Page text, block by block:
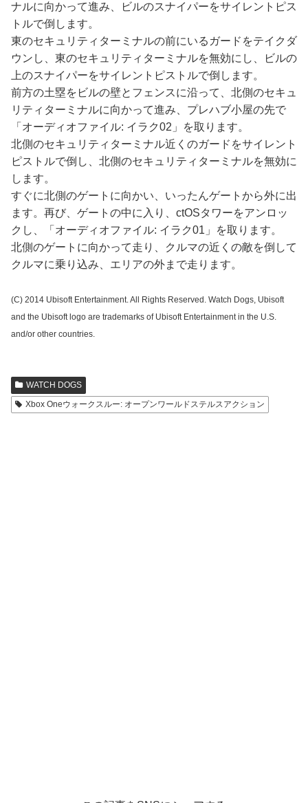
ナルに向かって進み、ビルのスナイパーをサイレントピス
トルで倒します。
東のセキュリティターミナルの前にいるガードをテイクダ
ウンし、東のセキュリティターミナルを無効にし、ビルの
上のスナイパーをサイレントピストルで倒します。
前方の土塁をビルの壁とフェンスに沿って、北側のセキュ
リティターミナルに向かって進み、プレハブ小屋の先で
「オーディオファイル: イラク02」を取ります。
北側のセキュリティターミナル近くのガードをサイレント
ピストルで倒し、北側のセキュリティターミナルを無効に
します。
すぐに北側のゲートに向かい、いったんゲートから外に出
ます。再び、ゲートの中に入り、ctOSタワーをアンロッ
クし、「オーディオファイル: イラク01」を取ります。
北側のゲートに向かって走り、クルマの近くの敵を倒して
クルマに乗り込み、エリアの外まで走ります。
(C) 2014 Ubisoft Entertainment. All Rights Reserved. Watch Dogs, Ubisoft
and the Ubisoft logo are trademarks of Ubisoft Entertainment in the U.S.
and/or other countries.
WATCH DOGS
Xbox Oneウォークスルー: オープンワールドステルスアクション